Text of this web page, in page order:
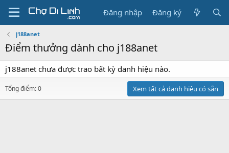
Đăng nhập Đăng ký
j188anet
Điểm thưởng dành cho j188anet
j188anet chưa được trao bất kỳ danh hiệu nào.
Tổng điểm: 0 Xem tất cả danh hiệu có sẵn